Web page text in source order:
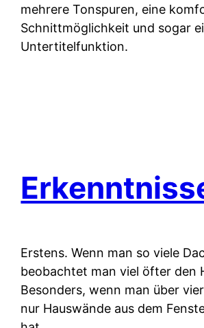
mehrere Tonspuren, eine
Schnittmöglichkeit und sogar
Untertitelfunktion.
Erstens. Wenn man so viele
beobachtet man viel öfter den
Besonders, wenn man über
nur Hauswände aus dem